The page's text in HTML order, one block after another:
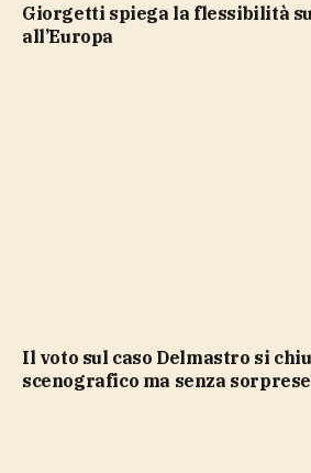
Giorgetti spiega la flessibilità sulla Difesa chiesta
all’Europa
Il voto sul caso Delmastro si chiude in modo
scenografico ma senza sorprese